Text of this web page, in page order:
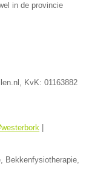
in de provincie
, KvK: 01163882
Bekkenfysiotherapie,